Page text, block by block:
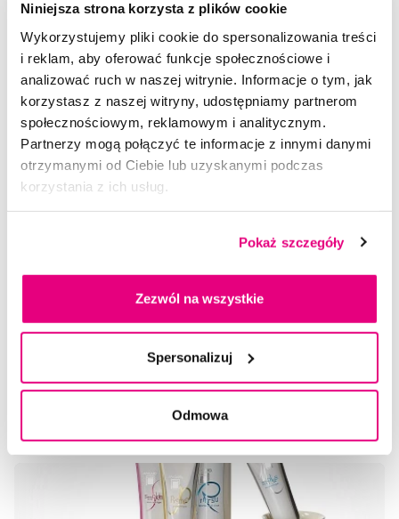
Niniejsza strona korzysta z plików cookie
Wykorzystujemy pliki cookie do spersonalizowania treści
i reklam, aby oferować funkcje społecznościowe i
analizować ruch w naszej witrynie. Informacje o tym, jak
korzystasz z naszej witryny, udostępniamy partnerom
społecznościowym, reklamowym i analitycznym.
Partnerzy mogą połączyć te informacje z innymi danymi
otrzymanymi od Ciebie lub uzyskanymi podczas
korzystania z ich usług.
Pokaż szczegóły
Zezwól na wszystkie
Spersonalizuj
Odmowa
Wybrane pytania i artykuły
Opieka stomatologiczna w czasie ciąży
Zapewne większość z nas słyszała o zwiększonym
problemach związanych z jamą ustną w czasie ciąży. To
prawda, jednak należy mieć na uwadze, że n...